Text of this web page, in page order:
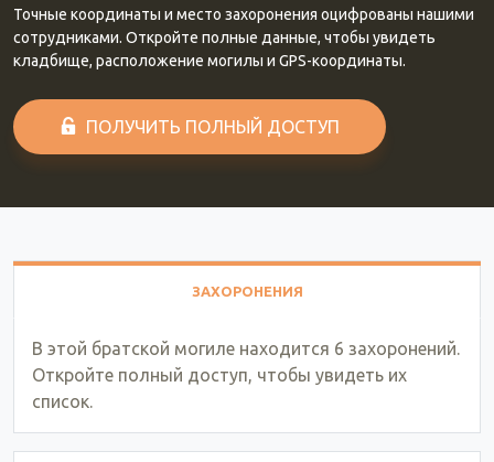
Точные координаты и место захоронения оцифрованы нашими
сотрудниками. Откройте полные данные, чтобы увидеть
кладбище, расположение могилы и GPS-координаты.
ПОЛУЧИТЬ ПОЛНЫЙ ДОСТУП
ЗАХОРОНЕНИЯ
В этой братской могиле находится 6 захоронений.
Откройте полный доступ, чтобы увидеть их
список.